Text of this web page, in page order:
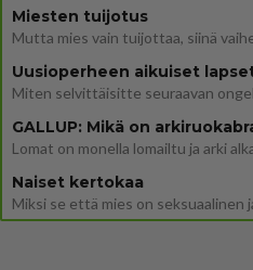
Miesten tuijotus
GALLUP: Mikä on
Naiset kertokaa